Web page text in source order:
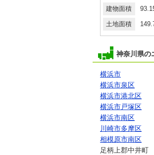
建物面積
土地面積
神奈川県の
横浜市
横浜市泉区
横浜市港北区
横浜市戸塚区
横浜市南区
川崎市多摩区
相模原市南区
足柄上郡中井町